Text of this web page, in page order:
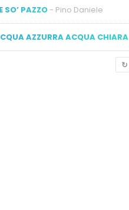
SO’ PAZZO - Pino Daniele
AZZURRA ACQUA CHIARA